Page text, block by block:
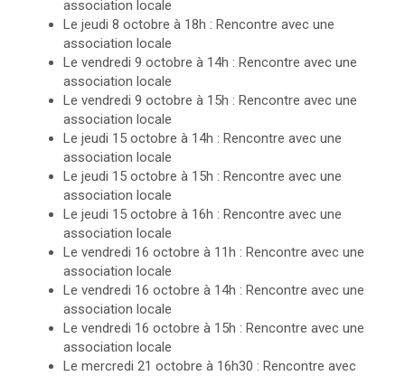
association locale
Le jeudi 8 octobre à 18h : Rencontre avec une
association locale
Le vendredi 9 octobre à 14h : Rencontre avec une
association locale
Le vendredi 9 octobre à 15h : Rencontre avec une
association locale
Le jeudi 15 octobre à 14h : Rencontre avec une
association locale
Le jeudi 15 octobre à 15h : Rencontre avec une
association locale
Le jeudi 15 octobre à 16h : Rencontre avec une
association locale
Le vendredi 16 octobre à 11h : Rencontre avec une
association locale
Le vendredi 16 octobre à 14h : Rencontre avec une
association locale
Le vendredi 16 octobre à 15h : Rencontre avec une
association locale
Le mercredi 21 octobre à 16h30 : Rencontre avec